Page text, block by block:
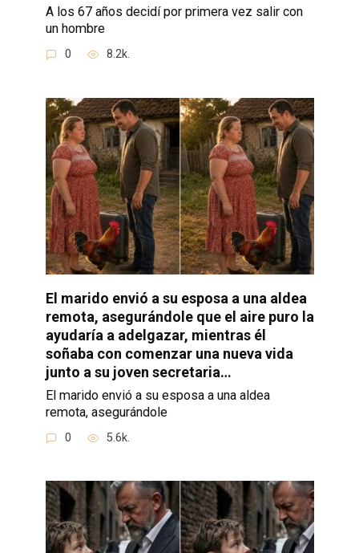
A los 67 años decidí por primera vez salir con
un hombre
0 8.2k.
El marido envió a su esposa a una aldea
remota, asegurándole que el aire puro la
ayudaría a adelgazar, mientras él
soñaba con comenzar una nueva vida
junto a su joven secretaria…
El marido envió a su esposa a una aldea
remota, asegurándole
0 5.6k.